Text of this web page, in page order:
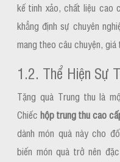
kế tinh xảo, chất liệu cao
khẳng định sự chuyên
mang theo câu chuyện,
1.2. Thể Hiện Sự
Tặng quà Trung thu là
Chiếchộp trung thu cao
dành món quà này cho
biến món quà trở nên